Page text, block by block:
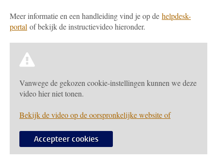
Meer informatie en een handleiding vind je op de helpdesk-
portal of bekijk de instructievideo hieronder.
Vanwege de gekozen cookie-instellingen kunnen we deze
video hier niet tonen.
Bekijk de video op de oorspronkelijke website of
Accepteer cookies